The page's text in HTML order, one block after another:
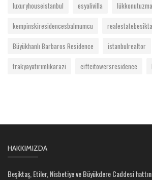
luxuryhouseistanbul
esyalivilla
kempinskiresidencesbalmumcu
Büyükhanlı Barbaros Residence
istanbulrealtor
trakyayatırımlıkarazi
ciftcitowersresidence
HAKKIMIZDA
Beşiktaş, Etiler, Nisbetiye ve Büyükdere Caddesi